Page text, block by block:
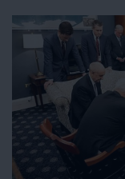
conversações em
Governo
Cinquenta anos
os Talibã em
norte-americana
Afeganistão. Uma
Estados Unidos
próprios governos